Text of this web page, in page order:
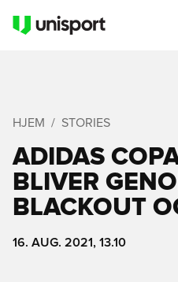
HJEM STORIES
ADIDAS
BLIVER
BLACKOUT
16. AUG. 2021, 13.10